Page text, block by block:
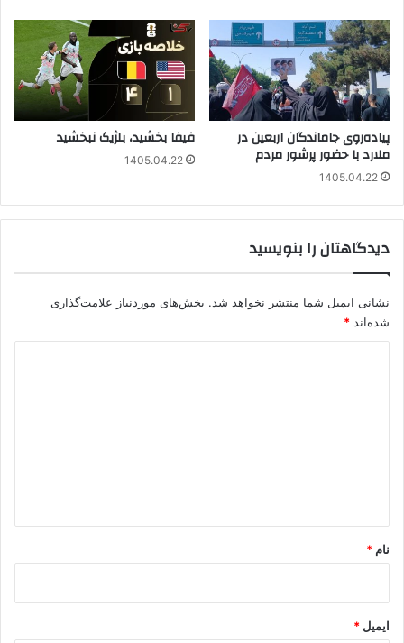
پیاده‌روی جاماندگان اربعین در
ملارد با حضور پرشور مردم
1405.04.22
فیفا بخشید، بلژیک نبخشید
1405.04.22
دیدگاهتان را بنویسید
نشانی ایمیل شما منتشر نخواهد شد. بخش‌های موردنیاز علامت‌گذاری
شده‌اند *
نام *
ایمیل *